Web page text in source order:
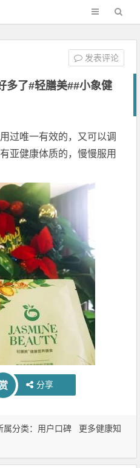
多了#轻膳美##小象健
过唯一有效的，又可以调
亚健康体质的，慢慢服用
分享
发表评论
分类： 用户口碑 更多健康知